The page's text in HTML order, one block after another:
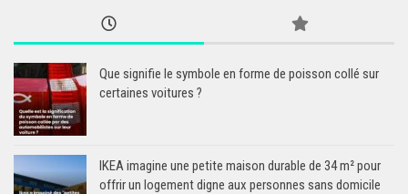
Que signifie le symbole en forme de poisson collé sur
certaines voitures ?
IKEA imagine une petite maison durable de 34 m² pour
offrir un logement digne aux personnes sans domicile